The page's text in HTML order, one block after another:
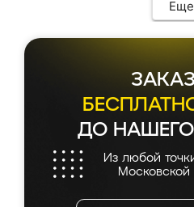
Еще
ДО
Из любой
Московской